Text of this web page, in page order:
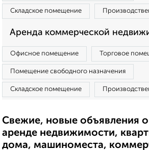
Складское помещение
Аренда коммерческой
Офисное помещение Торговое
Помещение свободного назначения
Складское помещение
Свежие, новые объявления
аренде недвижимости,
дома, машиноместа,